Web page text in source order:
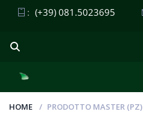
: (+39) 081.5023695
HOME PRODOTTO MASTER (PZ)